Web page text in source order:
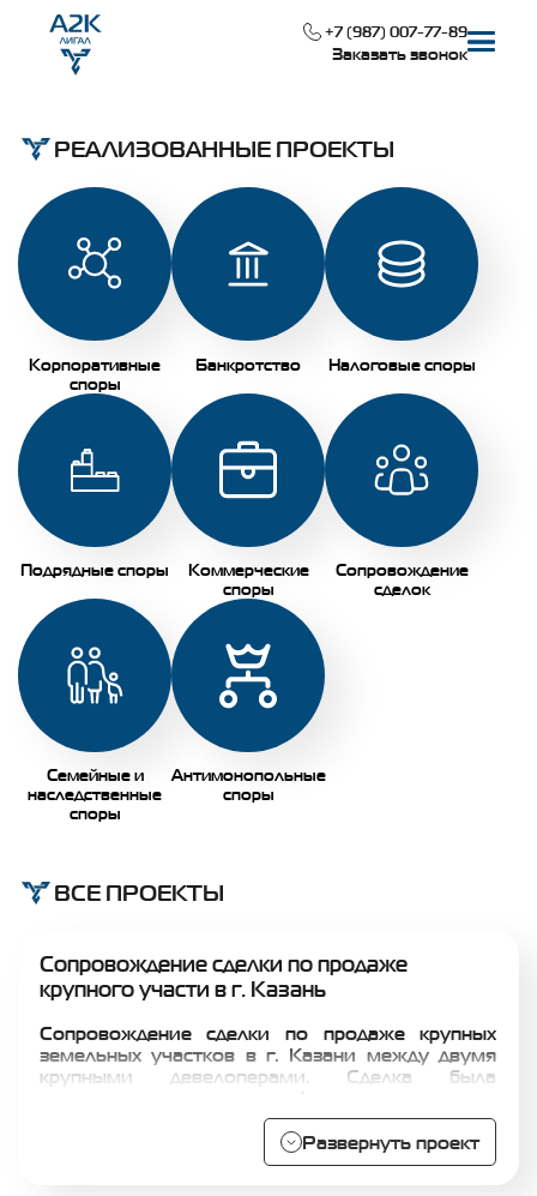
+7 (987) 007-77-89
Заказать звонок
Наша специализация
Реализованные проекты
О компании
Контакты
РЕАЛИЗОВАННЫЕ ПРОЕКТЫ
Корпоративные
споры
Банкротство Налоговые споры
Подрядные споры
Коммерческие
споры
Сопровождение
сделок
Семейные и
наследственные
споры
Антимонопольные
споры
ВСЕ ПРОЕКТЫ
Сопровождение сделки по продаже
крупного участи в г. Казань
Сопровождение сделки по продаже крупных
земельных участков в г. Казани между двумя
крупными девелоперами. Сделка была
осложнена получением финансирования от
Банка, в связи с чем условия сделки проходили
длительную процедуру согласования. Для
достижения согласия по ключевым вопросам
Развернуть проект